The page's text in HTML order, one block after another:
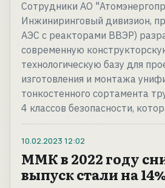
Сотрудники АО
Инжиниринговый дивизион,
АЭС с реакторами ВВЭР)
современную
технологическую базу для
изготовления и монтажа
тонкостенного сортамента
4 классов безопасности,
10.02.2023 12:02
ММК в 2022 году
выпуск стали на